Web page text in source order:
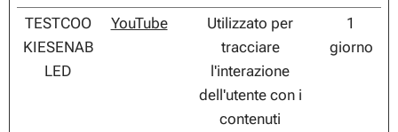
TESTCOO
KIESENAB
LED
YouTube
Utilizzato per
tracciare
l'interazione
dell'utente con i
contenuti
1
giorno